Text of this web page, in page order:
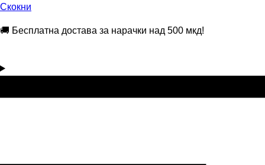
Скокни
🚚 Бесплатна достава за нарачки над 500 мкд!